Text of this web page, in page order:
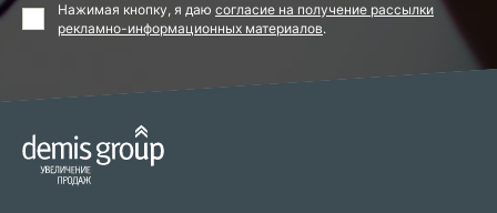
Нажимая кнопку, я даю согласие на получение рассылки
рекламно-информационных материалов.